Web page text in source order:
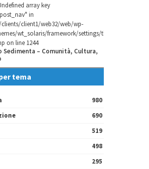
array key
in
client1/web32/web/wp-
wt_solaris/framework/settings/theme-
on line 1244
Sedimenta – Comunità, Cultura,
tema
980
690
519
498
295